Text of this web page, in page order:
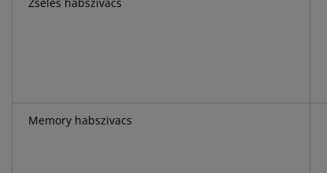
Memory habszivacs